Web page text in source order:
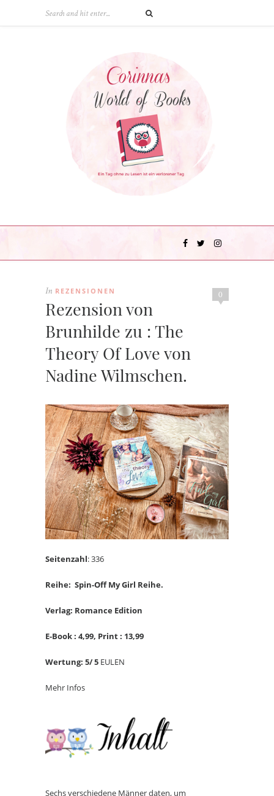
0
In REZENSIONEN
Rezension von
Brunhilde zu : The
Theory Of Love von
Nadine Wilmschen.
Seitenzahl: 336
Reihe: Spin-Off My Girl Reihe.
Verlag: Romance Edition
E-Book : 4,99, Print : 13,99
Wertung: 5/ 5 EULEN
Mehr Infos
Sechs verschiedene Männer daten, um